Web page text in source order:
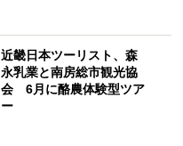
近畿日本ツーリスト、森
永乳業と南房総市観光協
会 6月に酪農体験型ツア
ー